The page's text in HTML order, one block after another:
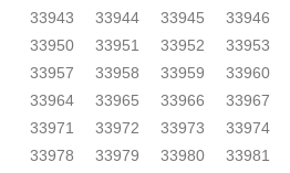
33943
33944 33945 33946
33950
33951 33952 33953
33957
33958 33959 33960
33964
33965 33966 33967
33971
33972 33973 33974
33978
33979 33980 33981